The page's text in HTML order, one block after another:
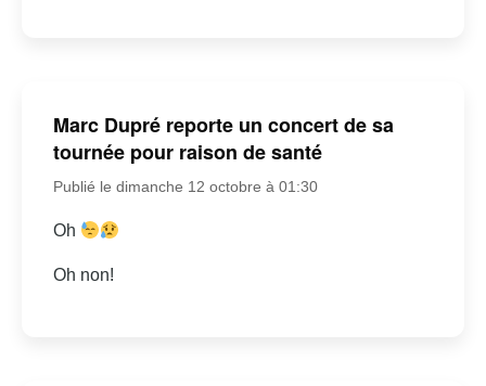
Marc Dupré reporte un concert de sa
tournée pour raison de santé
Publié le dimanche 12 octobre à 01:30
Oh
Oh non!